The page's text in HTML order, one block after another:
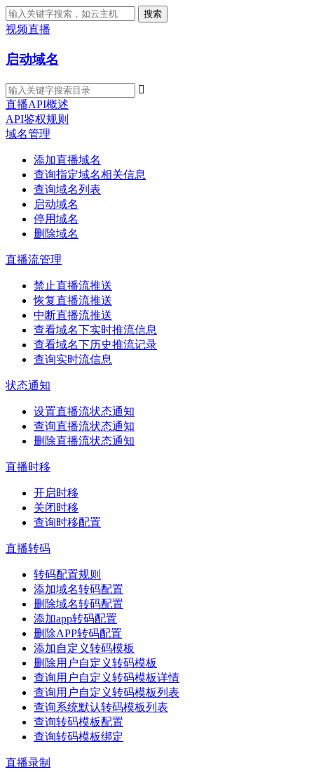
搜索
视频直播
启动域名

直播API概述
API鉴权规则
域名管理
添加直播域名
查询指定域名相关信息
查询域名列表
启动域名
停用域名
删除域名
直播流管理
禁止直播流推送
恢复直播流推送
中断直播流推送
查看域名下实时推流信息
查看域名下历史推流记录
查询实时流信息
状态通知
设置直播流状态通知
查询直播流状态通知
删除直播流状态通知
直播时移
开启时移
关闭时移
查询时移配置
直播转码
转码配置规则
添加域名转码配置
删除域名转码配置
添加app转码配置
删除APP转码配置
添加自定义转码模板
删除用户自定义转码模板
查询用户自定义转码模板详情
查询用户自定义转码模板列表
查询系统默认转码模板列表
查询转码模板配置
查询转码模板绑定
直播录制